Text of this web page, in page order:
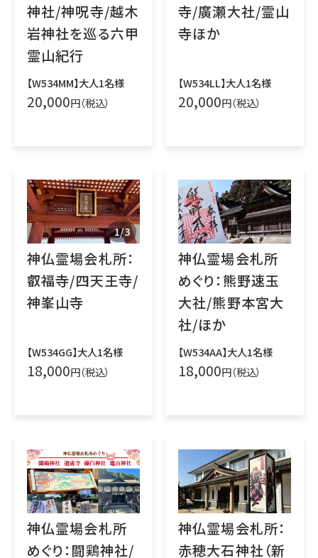
神社/神呪寺/越木
岩神社を巡る六甲
霊山紀行
【W534MM】大人1名様
20,000円（税込）
寺/廣瀬大社/霊山
寺ほか
【W534LL】大人1名様
20,000円（税込）
1/3
神仏霊場会札所：
叡福寺/四天王寺/
神峯山寺
【W534GG】大人1名様
18,000円（税込）
神仏霊場会札所
めぐり：熊野速玉
大社/熊野本宮大
社/ほか
【W534AA】大人1名様
18,000円（税込）
神仏霊場会札所
めぐり：闘鶏神社/
神仏霊場会札所：
赤穂大石神社（新